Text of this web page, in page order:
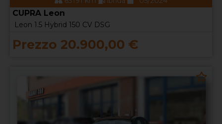
CUPRA Leon
Leon 1.5 Hybrid 150 CV DSG
Prezzo 20.900,00 €